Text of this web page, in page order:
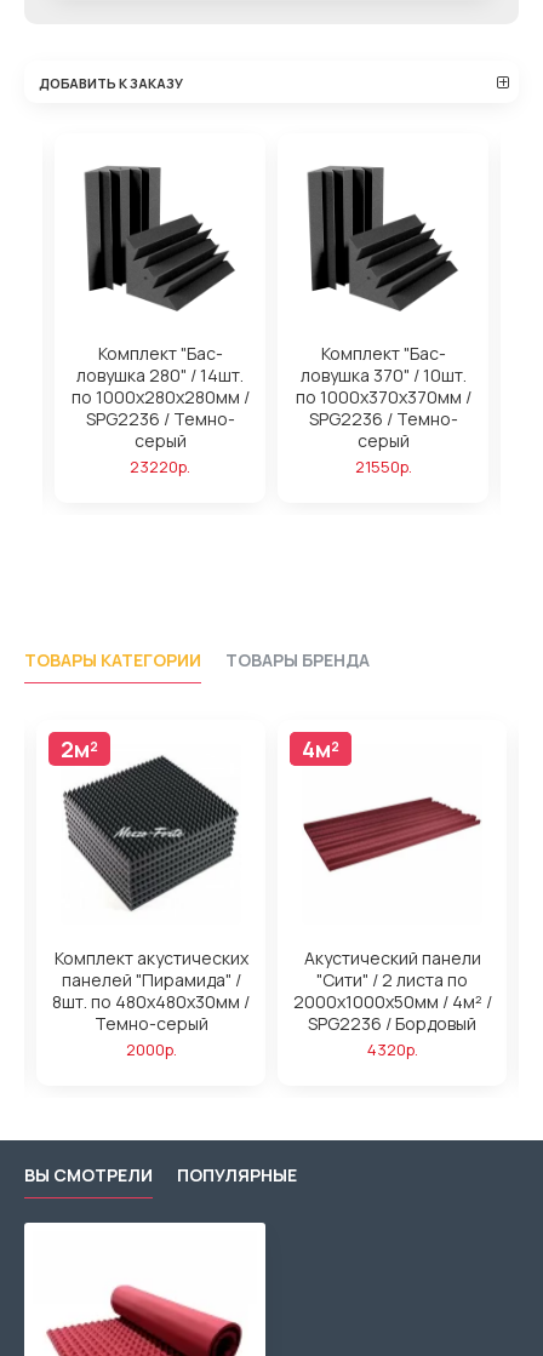
ДОБАВИТЬ К ЗАКАЗУ
Комплект "Бас-
ловушка 280" / 14шт.
по 1000х280х280мм /
SPG2236 / Темно-
серый
23220р.
Комплект "Бас-
ловушка 370" / 10шт.
по 1000х370х370мм /
SPG2236 / Темно-
серый
21550р.
ТОВАРЫ КАТЕГОРИИ ТОВАРЫ БРЕНДА
2м²
Комплект акустических
панелей "Пирамида" /
8шт. по 480x480х30мм /
Темно-серый
2000р.
4м²
4м²
Акустический панели
"Сити" / 2 листа по
2000х1000х50мм / 4м² /
SPG2236 / Бордовый
4320р.
ВЫ СМОТРЕЛИ ПОПУЛЯРНЫЕ